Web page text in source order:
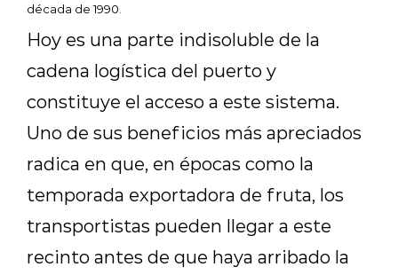
década de 1990.
Hoy es una parte indisoluble de la
cadena logística del puerto y
constituye el acceso a este sistema.
Uno de sus beneficios más apreciados
radica en que, en épocas como la
temporada exportadora de fruta, los
transportistas pueden llegar a este
recinto antes de que haya arribado la